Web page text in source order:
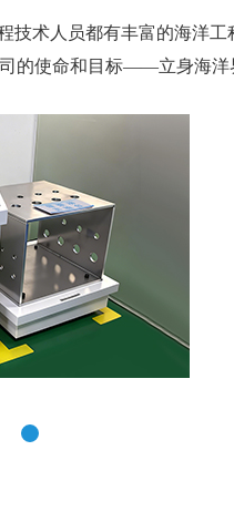
术人员都有丰富的海洋
的使命和目标——立身海